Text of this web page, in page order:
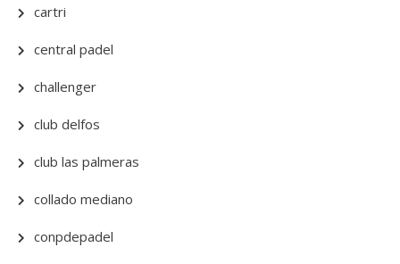
cartri
central padel
challenger
club delfos
club las palmeras
collado mediano
conpdepadel